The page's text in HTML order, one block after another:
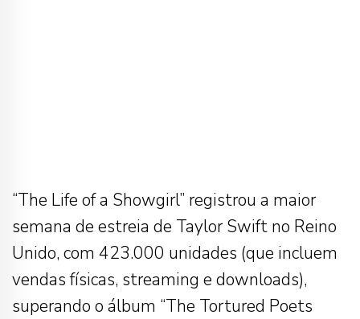
“The Life of a Showgirl” registrou a maior
semana de estreia de Taylor Swift no Reino
Unido, com 423.000 unidades (que incluem
vendas físicas, streaming e downloads),
superando o álbum “The Tortured Poets